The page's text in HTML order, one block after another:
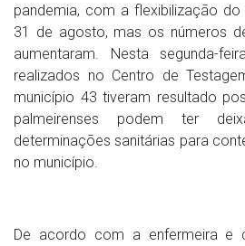
pandemia, com a flexibilização
31 de agosto, mas os números
aumentaram. Nesta segunda-
realizados no Centro de
município 43 tiveram resultado
palmeirenses podem ter
determinações sanitárias para
no município.
De acordo com a enfermeira e